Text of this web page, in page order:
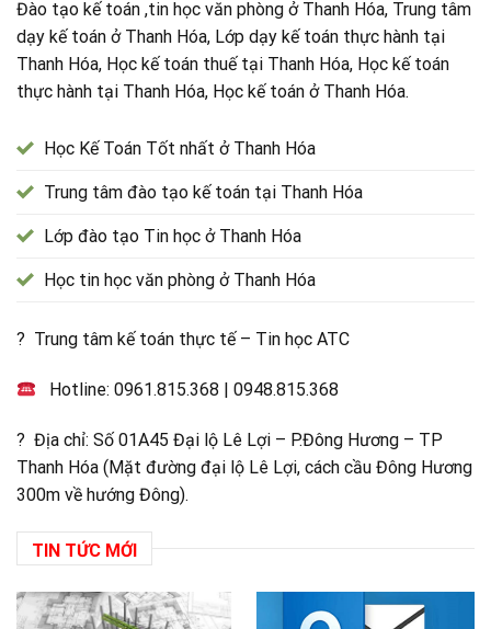
Đào tạo kế toán ,tin học văn phòng ở Thanh Hóa, Trung tâm
dạy kế toán ở Thanh Hóa, Lớp dạy kế toán thực hành tại
Thanh Hóa, Học kế toán thuế tại Thanh Hóa, Học kế toán
thực hành tại Thanh Hóa, Học kế toán ở Thanh Hóa.
Học Kế Toán Tốt nhất ở Thanh Hóa
Trung tâm đào tạo kế toán tại Thanh Hóa
Lớp đào tạo Tin học ở Thanh Hóa
Học tin học văn phòng ở Thanh Hóa
? Trung tâm kế toán thực tế – Tin học ATC
Hotline:0961.815.368 |0948.815.368
? Địa chỉ: Số 01A45 Đại lộ Lê Lợi – P.Đông Hương – TP
Thanh Hóa (Mặt đường đại lộ Lê Lợi, cách cầu Đông Hương
300m về hướng Đông).
TIN TỨC MỚI